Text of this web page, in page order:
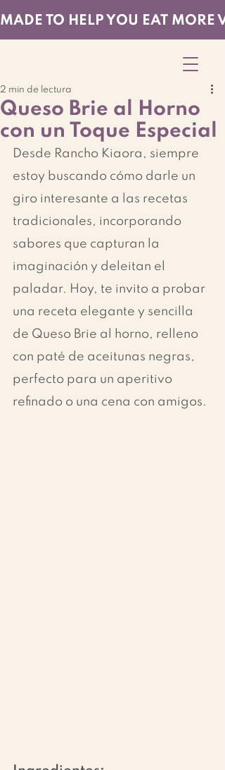
MADE TO HELP YOU EAT MORE
Queso Brie al Horno
con un Toque Especial
2 min de lectura
Desde Rancho Kiaora, siempre
estoy buscando cómo darle un
giro interesante a las recetas
tradicionales, incorporando
sabores que capturan la
imaginación y deleitan el
paladar. Hoy, te invito a probar
una receta elegante y sencilla
de Queso Brie al horno, relleno
con paté de aceitunas negras,
perfecto para un aperitivo
refinado o una cena con amigos.